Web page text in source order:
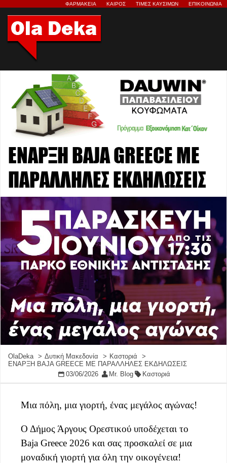
ΦΑΡΜΑΚΕΙΑ ΚΑΙΡΟΣ ΤΙΜΕΣ ΚΑΥΣΙΜΩΝ ΕΠΙΚΟΙΝΩΝΙΑ
ΕΝΑΡΞΗ BAJA GREECE ΜΕ
ΠΑΡΑΛΛΗΛΕΣ ΕΚΔΗΛΩΣΕΙΣ
OlaDeka Δυτική Μακεδονία
Καστοριά
ΕΝΑΡΞΗ BAJA GREECE ΜΕ ΠΑΡΑΛΛΗΛΕΣ ΕΚΔΗΛΩΣΕΙΣ
03/06/2026
Mr. Blog Καστοριά
Μια πόλη, μια γιορτή, ένας μεγάλος αγώνας!
Ο Δήμος Άργους Ορεστικού υποδέχεται το
Baja Greece 2026 και σας προσκαλεί σε μια
μοναδική γιορτή για όλη την οικογένεια!